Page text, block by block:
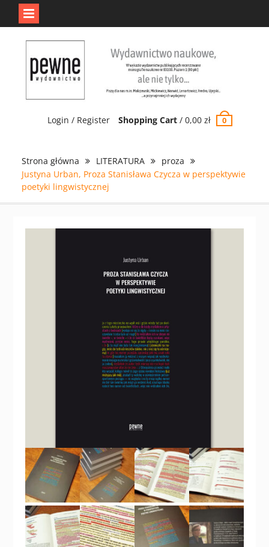
Login / Register Shopping Cart /0,00zł 0
Strona główna LITERATURA
proza
Justyna Urban, Proza Stanisława Czycza w perspektywie
poetyki lingwistycznej